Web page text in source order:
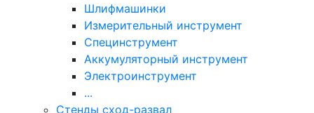
Шлифмашинки
Измерительный инструмент
Специнструмент
Аккумуляторный инструмент
Электроинструмент
...
Стенды сход-развал